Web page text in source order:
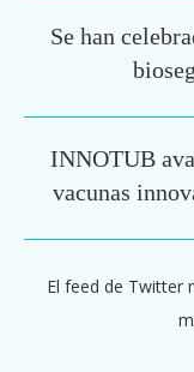
Se han
INNOTUB
vacunas
El feed de Twitter